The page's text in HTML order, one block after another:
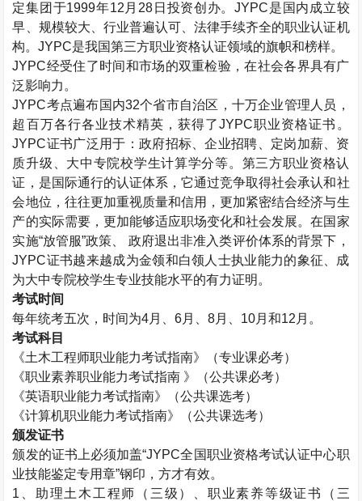
定集团于1999年12月28日投资创办。JYPC是国内成立较
早、规模较大、行业普遍认可、法律手续齐全的职业认证机
构。JYPC是我国第三方职业资格认证领域的旗帜和榜样。
JYPC经受住了时间和市场的双重检验，在社会各界具有广
泛影响力。
JYPC考点遍布国内32个省市自治区，十万企业管理人员，
超百万各行各业技术精英，获得了JYPC职业资格证书。
JYPC证书广泛用于：政府招标、企业招聘、定岗加薪、资
质升级、大中专院校学生计算学分等。第三方职业资格认
证，是国际通行的认证体系，它通过竞争取得社会承认和社
会地位，往往更加重视质量和信用，更加紧密结合经济与生
产的实际需要，更加能够适应职场变化和社会发展。在国家
实施“放管服”政策、 政府退出非准入类评价体系的背景下，
JYPC证书越来越成为金领和白领人士执业能力的象征、成
为大中专院校学生专业技能水平的有力证明。
考试时间
每年统考五次，时间为4月、6月、8月、10月和12月。
考试科目
《土木工程师职业能力考试指南》（专业课必考）
《职业素养职业能力考试指南 》（公共课必考）
《英语职业能力考试指南》（公共课选考）
《计算机职业能力考试指南》（公共课选考）
颁发证书
颁发的证书上必须加盖“JYPC全国职业资格考试认证中心职
业技能鉴定专用章”钢印，方才有效。
1、助理土木工程师
（三级）、职业素养等级证书（三